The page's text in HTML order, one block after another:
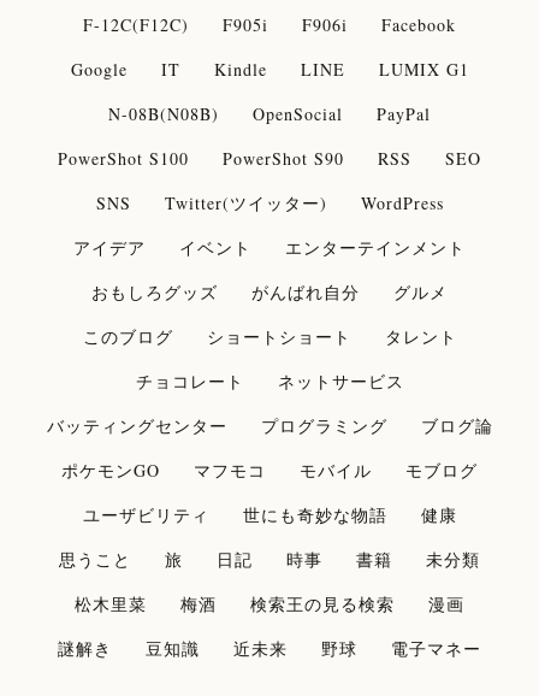
F-12C(F12C)
F905i F906i
Facebook
Google
IT Kindle LINE
LUMIX G1
N-08B(N08B)
OpenSocial
PayPal
PowerShot S100
PowerShot S90 RSS
SEO
SNS
Twitter(ツイッター)
WordPress
アイデア
イベント
エンターテインメント
おもしろグッズ
がんばれ自分
グルメ
このブログ
ショートショート
タレント
チョコレート
ネットサービス
バッティングセンター
プログラミング
ブログ論
ポケモンGO
マフモコ モバイル
モブログ
ユーザビリティ
世にも奇妙な物語
健康
思うこと
旅 日記 時事 書籍
未分類
松木里菜
梅酒 検索王の見る検索
漫画
謎解き
豆知識 近未来 野球 電子マネー